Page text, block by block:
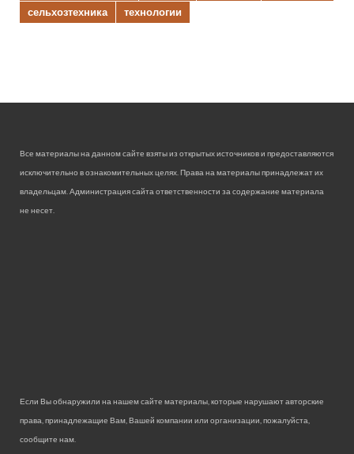
сельхозтехника
технологии
Все материалы на данном сайте взяты из открытых источников и предоставляются
исключительно в ознакомительных целях. Права на материалы принадлежат их
владельцам. Администрация сайта ответственности за содержание материала
не несет.
Если Вы обнаружили на нашем сайте материалы, которые нарушают авторские
права, принадлежащие Вам, Вашей компании или организации, пожалуйста,
сообщите нам.